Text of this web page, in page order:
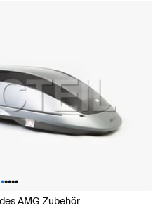
•••••
AMG Zubehör